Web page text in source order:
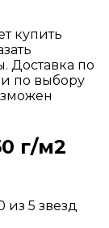
купить
Доставка по
по выбору
г/м2
из 5 звезд